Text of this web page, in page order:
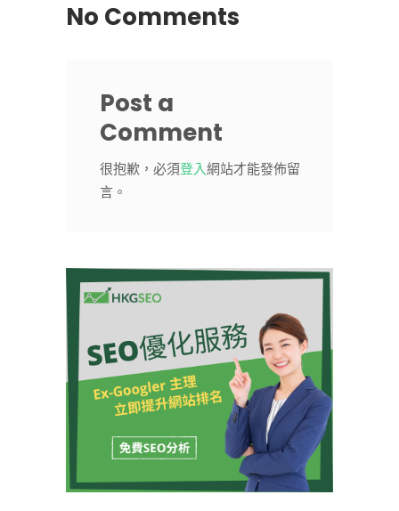
No Comments
Post a
Comment
很抱歉，必須登入網站才能發佈留
言。